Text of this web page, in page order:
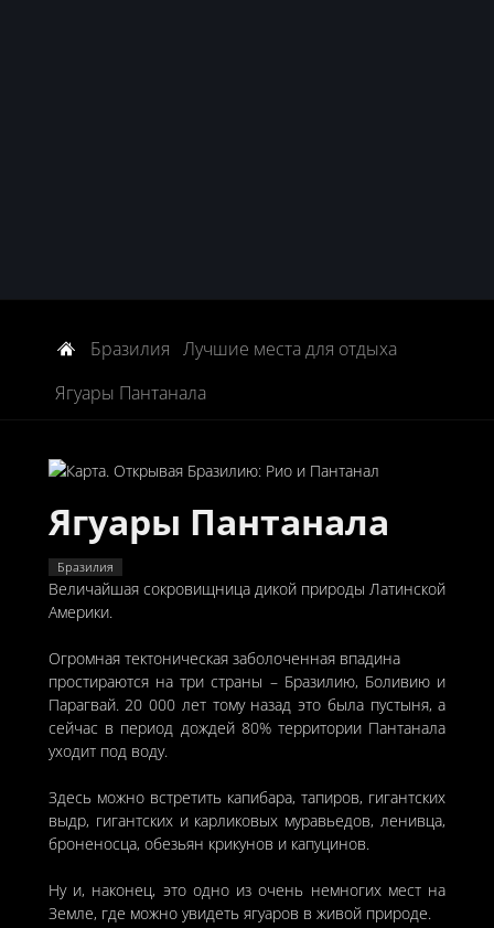
Бразилия Лучшие места для отдыха
Ягуары Пантанала
Ягуары Пантанала
Бразилия
Величайшая сокровищница дикой природы Латинской
Америки.
Огромная тектоническая заболоченная впадина
простираются на три страны – Бразилию, Боливию и
Парагвай. 20 000 лет тому назад это была пустыня, а
сейчас в период дождей 80% территории Пантанала
уходит под воду.
Здесь можно встретить капибара, тапиров, гигантских
выдр, гигантских и карликовых муравьедов, ленивца,
броненосца, обезьян крикунов и капуцинов.
Ну и, наконец, это одно из очень немногих мест на
Земле, где можно увидеть ягуаров в живой природе.